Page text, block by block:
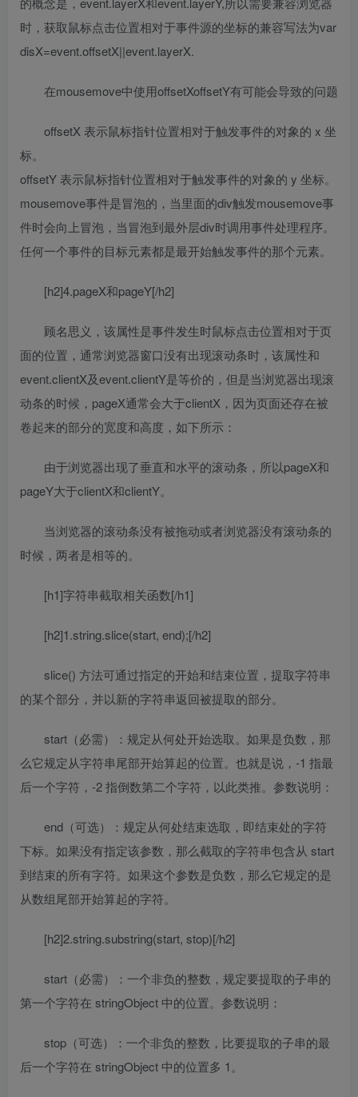
时，获取鼠标点击位置相对于事件源的坐标的兼容写法为var
disX=event.offsetX||event.layerX.
在mousemove中使用offsetXoffsetY有可能会导致的问题
offsetX 表示鼠标指针位置相对于触发事件的对象的 x 坐
标。
offsetY 表示鼠标指针位置相对于触发事件的对象的 y 坐标。
mousemove事件是冒泡的，当里面的div触发mousemove事
件时会向上冒泡，当冒泡到最外层div时调用事件处理程序。
任何一个事件的目标元素都是最开始触发事件的那个元素。
[h2]4.pageX和pageY[/h2]
顾名思义，该属性是事件发生时鼠标点击位置相对于页
面的位置，通常浏览器窗口没有出现滚动条时，该属性和
event.clientX及event.clientY是等价的，但是当浏览器出现滚
动条的时候，pageX通常会大于clientX，因为页面还存在被
卷起来的部分的宽度和高度，如下所示：
由于浏览器出现了垂直和水平的滚动条，所以pageX和
pageY大于clientX和clientY。
当浏览器的滚动条没有被拖动或者浏览器没有滚动条的
时候，两者是相等的。
[h1]字符串截取相关函数[/h1]
[h2]1.string.slice(start, end);[/h2]
slice() 方法可通过指定的开始和结束位置，提取字符串
的某个部分，并以新的字符串返回被提取的部分。
start（必需）：规定从何处开始选取。如果是负数，那
么它规定从字符串尾部开始算起的位置。也就是说，-1 指最
后一个字符，-2 指倒数第二个字符，以此类推。参数说明：
end（可选）：规定从何处结束选取，即结束处的字符
下标。如果没有指定该参数，那么截取的字符串包含从 start
到结束的所有字符。如果这个参数是负数，那么它规定的是
从数组尾部开始算起的字符。
[h2]2.string.substring(start, stop)[/h2]
start（必需）：一个非负的整数，规定要提取的子串的
第一个字符在 stringObject 中的位置。参数说明：
stop（可选）：一个非负的整数，比要提取的子串的最
后一个字符在 stringObject 中的位置多 1。